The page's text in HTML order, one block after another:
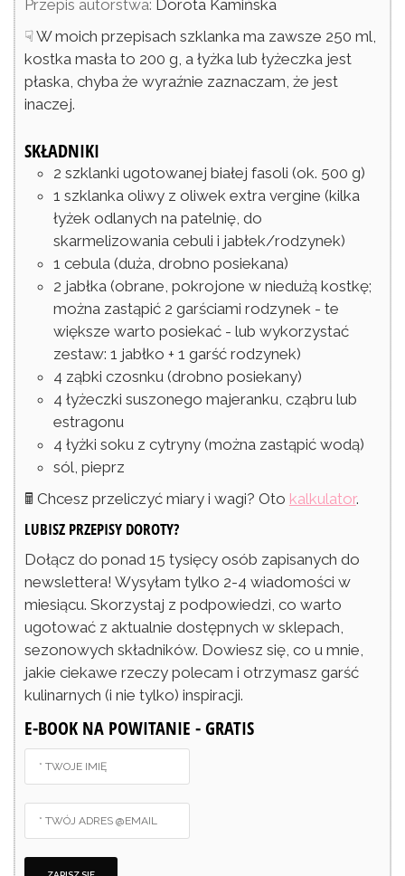
Przepis autorstwa: Dorota Kamińska
☟ W moich przepisach szklanka ma zawsze 250 ml,
kostka masła to 200 g, a łyżka lub łyżeczka jest
płaska, chyba że wyraźnie zaznaczam, że jest
inaczej.
SKŁADNIKI
2 szklanki ugotowanej białej fasoli (ok. 500 g)
1 szklanka oliwy z oliwek extra vergine (kilka
łyżek odlanych na patelnię, do
skarmelizowania cebuli i jabłek/rodzynek)
1 cebula (duża, drobno posiekana)
2 jabłka (obrane, pokrojone w niedużą kostkę;
można zastąpić 2 garściami rodzynek - te
większe warto posiekać - lub wykorzystać
zestaw: 1 jabłko + 1 garść rodzynek)
4 ząbki czosnku (drobno posiekany)
4 łyżeczki suszonego majeranku, cząbru lub
estragonu
4 łyżki soku z cytryny (można zastąpić wodą)
sól, pieprz
🖩 Chcesz przeliczyć miary i wagi? Oto kalkulator.
LUBISZ PRZEPISY DOROTY?
Dołącz do ponad 15 tysięcy osób zapisanych do
newslettera! Wysyłam tylko 2-4 wiadomości w
miesiącu. Skorzystaj z podpowiedzi, co warto
ugotować z aktualnie dostępnych w sklepach,
sezonowych składników. Dowiesz się, co u mnie,
jakie ciekawe rzeczy polecam i otrzymasz garść
kulinarnych (i nie tylko) inspiracji.
E-BOOK NA POWITANIE - GRATIS